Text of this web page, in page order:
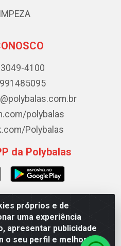
próprios e de
uma experiência
apresentar publicidade
o seu perfil e melhorar a
4100
polybalas
Polybalas
da Polybalas
de Souza, 173 Galpão B -
PB - CEP 58.075-075 - CNPJ
0002-61